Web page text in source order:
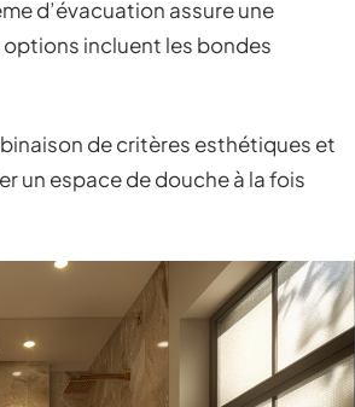
d’évacuation assure une
incluent les bondes
de critères esthétiques et
un espace de douche à la fois